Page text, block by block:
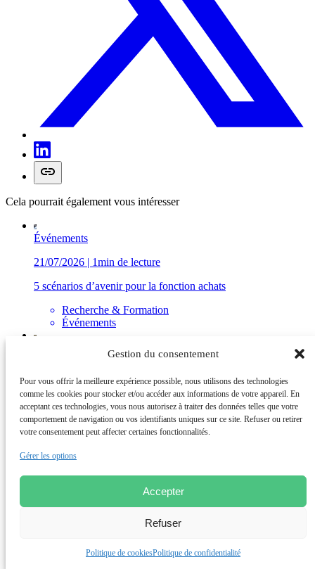
Gestion du consentement
Pour vous offrir la meilleure expérience possible, nous utilisons des technologies
comme les cookies pour stocker et/ou accéder aux informations de votre appareil. En
acceptant ces technologies, vous nous autorisez à traiter des données telles que votre
comportement de navigation ou vos identifiants uniques sur ce site. Refuser ou retirer
votre consentement peut affecter certaines fonctionnalités.
Gérer les options
Accepter
Refuser
Politique de cookiesPolitique de confidentialité
Cela pourrait également vous intéresser
Événements
21/07/2026 | 1min de lecture
5 scénarios d’avenir pour la fonction achats
Recherche & Formation
Événements
What to expect from our next EIPM CPO Roundtables ?
Recherche & Formation
Événements
Transformation digitale des Achats : expérimenter,
comprendre, progresser
Recherche & Formation